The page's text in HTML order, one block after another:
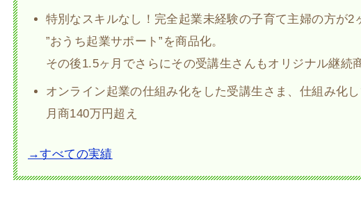
特別なスキルなし！完全起業未経験の子育て主婦の方が2
”おうち起業サポート”を商品化。
その後1.5ヶ月でさらにその受講生さんもオリジナル継続
オンライン起業の仕組み化をした受講生さま、仕組み化
月商140万円超え
→すべての実績